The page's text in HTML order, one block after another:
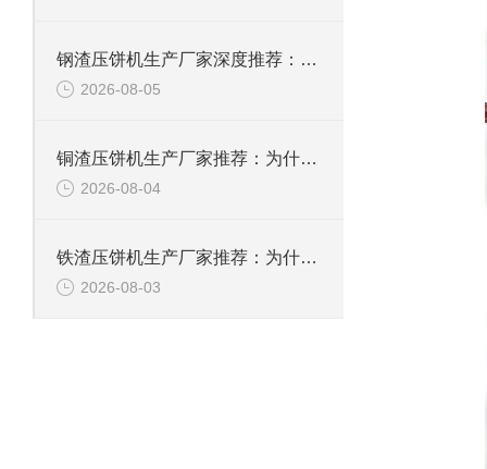
钢渣压饼机生产厂家深度推荐：为何恩派特成为高净值产线的优选
2026-08-05
铜渣压饼机生产厂家推荐：为什么恩派特成为众多企业的信赖？
2026-08-04
铁渣压饼机生产厂家推荐：为什么恩派特成为众多企业的优选？
2026-08-03